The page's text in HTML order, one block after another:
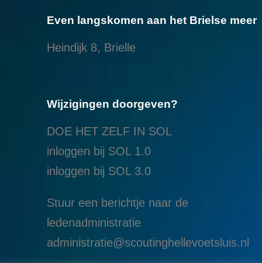
Even langskomen aan het Brielse meer
Heindijk 8, Brielle
Wijzigingen doorgeven?
DOE HET ZELF IN SOL
inloggen bij SOL 1.0
inloggen bij SOL 3.0
Stuur een berichtje naar de
ledenadministratie
administratie@scoutinghellevoetsluis.nl